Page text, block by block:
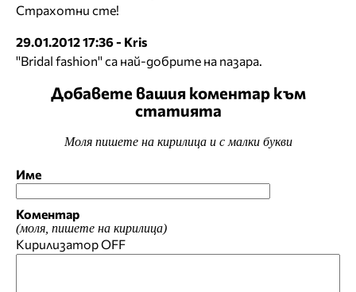
Страхотни сте!
29.01.2012 17:36 - Kris
''Bridal fashion'' са най-добрите на пазара.
Добавете вашия коментар към
статията
Моля пишете на кирилица и с малки букви
Име
Коментар
(моля, пишете на кирилица)
КирилизаторOFF